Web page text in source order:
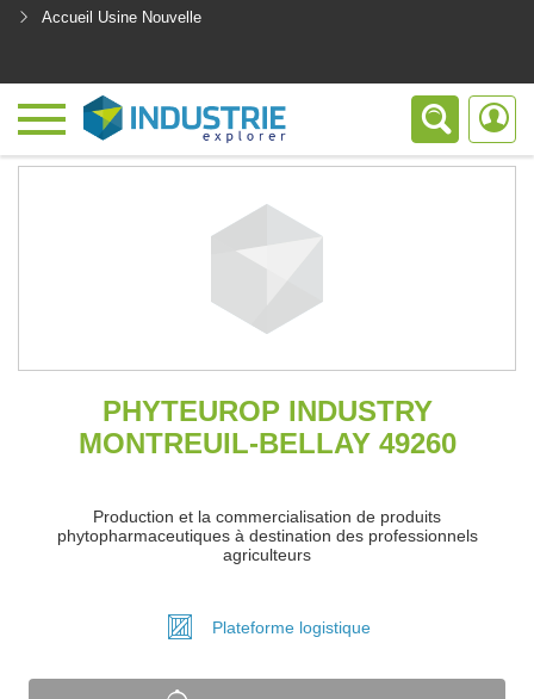
Accueil Usine Nouvelle
PHYTEUROP INDUSTRY
MONTREUIL-BELLAY 49260
Production et la commercialisation de produits
phytopharmaceutiques à destination des professionnels
agriculteurs
Plateforme logistique